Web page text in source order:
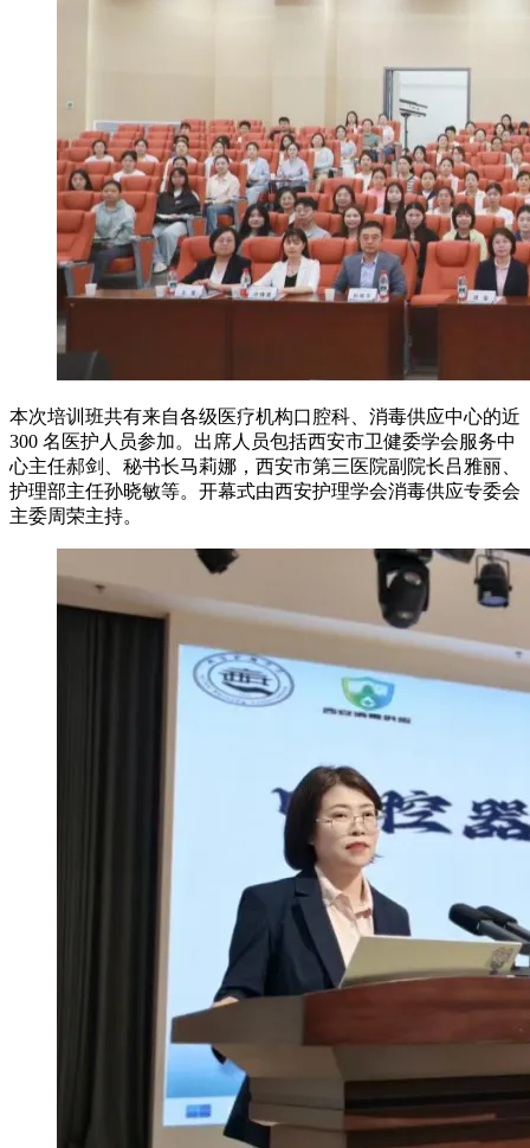
本次培训班共有来自各级医疗机构口腔科、消毒供应中心的近
300 名医护人员参加。出席人员包括西安市卫健委学会服务中
心主任郝剑、秘书长马莉娜，西安市第三医院副院长吕雅丽、
护理部主任孙晓敏等。开幕式由西安护理学会消毒供应专委会
主委周荣主持。